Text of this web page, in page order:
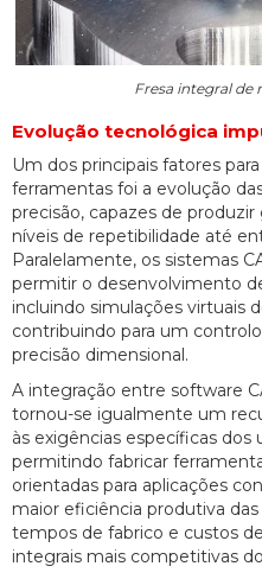
Fresa integral de
Evolução tecnológica
Um dos principais fatores
ferramentas foi a evolução
precisão, capazes de
níveis de repetibilidade até
Paralelamente, os sistemas
permitir o desenvolvimento
incluindo simulações virtuais
contribuindo para um
precisão dimensional.
A integração entre software
tornou-se igualmente um
às exigências específicas dos
permitindo fabricar
orientadas para aplicações
maior eficiência produtiva
tempos de fabrico e custos
integrais mais competitivas